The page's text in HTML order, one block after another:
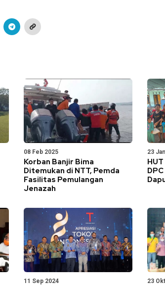
08 Feb 2025
Korban Banjir Bima
Ditemukan di NTT, Pemda
Fasilitas Pemulangan
Jenazah
23
11 Sep 2024 23